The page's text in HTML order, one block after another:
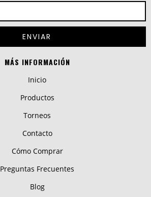
MÁS INFORMACIÓN
Inicio
Productos
Torneos
Contacto
Cómo Comprar
Preguntas Frecuentes
Blog